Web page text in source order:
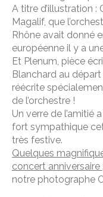
A titre d’illustration :
Magalif, que
Rhône avait donné
européenne il y a
Et Plenum, pièce
Blanchard au
réécrite
de l’orchestre !
Un verre de l’amitié
fort sympathique
très festive.
Quelques
concert anniversaire
notre photographe